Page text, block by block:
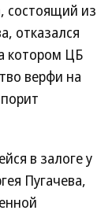
состоящий из
отказался
котором ЦБ
верфи на
в залоге у
Пугачева,